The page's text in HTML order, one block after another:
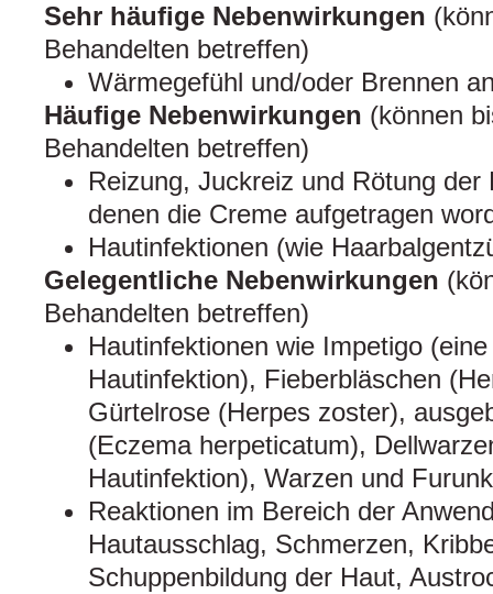
Sehr häufige Nebenwirkungen
Behandelten betreffen)
Wärmegefühl und/oder Brennen
Häufige Nebenwirkungen (können
Behandelten betreffen)
Reizung, Juckreiz und Rötung
denen die Creme aufgetragen
Hautinfektionen (wie
Gelegentliche Nebenwirkungen
Behandelten betreffen)
Hautinfektionen wie Impetigo
Hautinfektion), Fieberbläschen
Gürtelrose (Herpes zoster),
(Eczema herpeticatum),
Hautinfektion), Warzen und
Reaktionen im Bereich der
Hautausschlag, Schmerzen,
Schuppenbildung der Haut,